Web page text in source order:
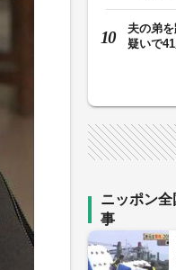
夫の弟
疑いで
ニッポン
事